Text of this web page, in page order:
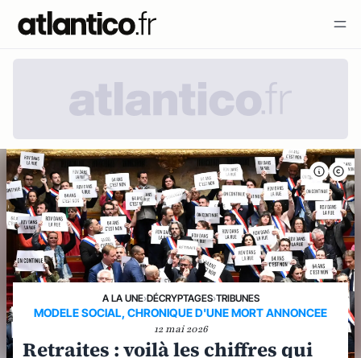
A LA UNE›DÉCRYPTAGES›TRIBUNES
MODELE SOCIAL, CHRONIQUE D'UNE MORT ANNONCEE
12 mai 2026
Retraites : voilà les chiffres qui